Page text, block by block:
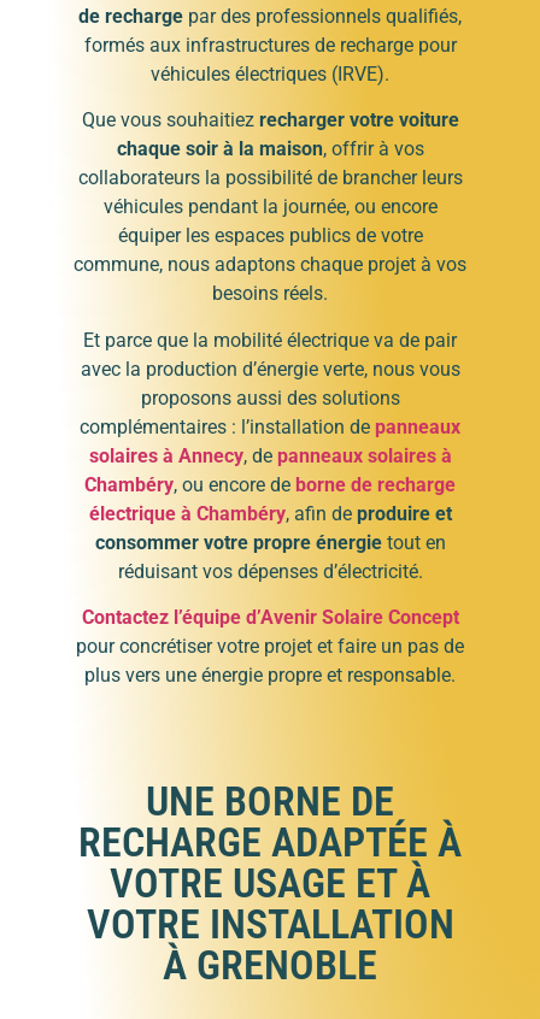
de recharge par des professionnels qualifiés,
formés aux infrastructures de recharge pour
véhicules électriques (IRVE).
Que vous souhaitiez recharger votre voiture
chaque soir à la maison, offrir à vos
collaborateurs la possibilité de brancher leurs
véhicules pendant la journée, ou encore
équiper les espaces publics de votre
commune, nous adaptons chaque projet à vos
besoins réels.
Et parce que la mobilité électrique va de pair
avec la production d’énergie verte, nous vous
proposons aussi des solutions
complémentaires : l’installation de panneaux
solaires à Annecy, de panneaux solaires à
Chambéry, ou encore de borne de recharge
électrique à Chambéry, afin de produire et
consommer votre propre énergietout en
réduisant vos dépenses d’électricité.
Contactez l’équipe d’Avenir Solaire Concept
pour concrétiser votre projet et faire un pas de
plus vers une énergie propre et responsable.
UNE BORNE DE
RECHARGE ADAPTÉE À
VOTRE USAGE ET À
VOTRE INSTALLATION
À GRENOBLE